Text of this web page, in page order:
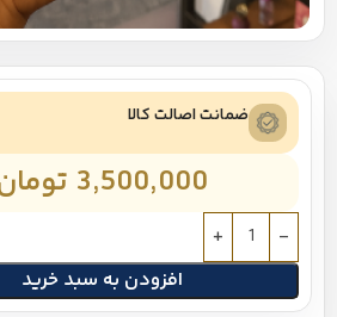
ضمانت اصالت کالا
3,500,000
افزودن به سبد خرید